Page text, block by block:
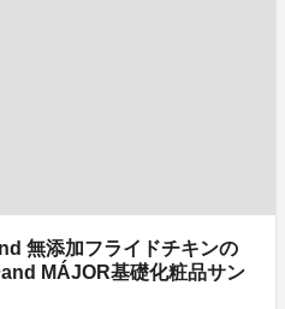
無添加フライドチキンの
MÁJOR基礎化粧品サン